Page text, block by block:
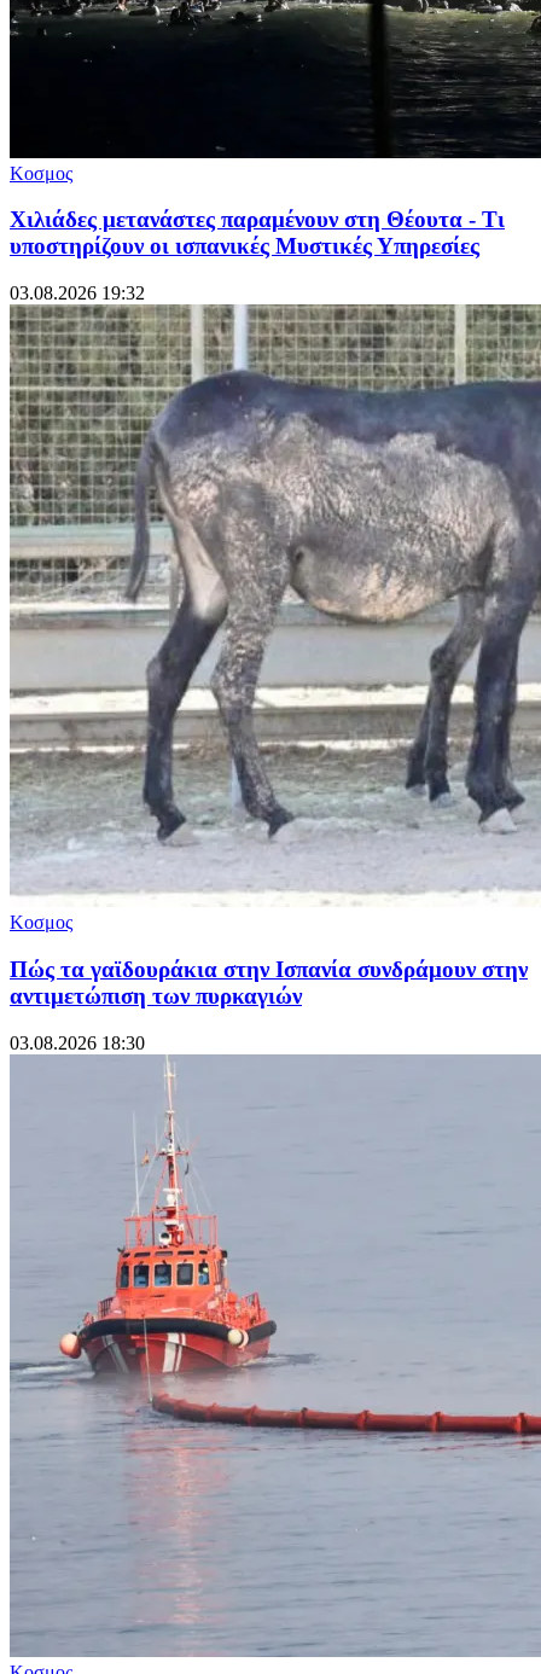
Κοσμος
Χιλιάδες μετανάστες παραμένουν στη Θέουτα - Τι
υποστηρίζουν οι ισπανικές Μυστικές Υπηρεσίες
03.08.2026 19:32
Κοσμος
Πώς τα γαϊδουράκια στην Ισπανία συνδράμουν στην
αντιμετώπιση των πυρκαγιών
03.08.2026 18:30